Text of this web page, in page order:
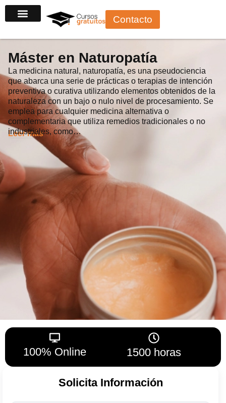
al
Contacto
Máster en Naturopatía
La medicina natural, naturopatía, es una pseudociencia
que abarca una serie de prácticas o terapias de intención
preventiva o curativa utilizando elementos obtenidos de la
naturaleza con un bajo o nulo nivel de procesamiento. Se
emplea para cualquier medicina alternativa o
complementaria que utiliza remedios tradicionales o no
industriales, como…
Leer más
100% Online 1500 horas
Solicita Información